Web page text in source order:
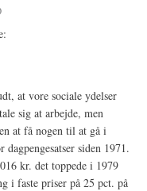
at vore sociale ydelser
sig at arbejde, men
at få nogen til at gå i
siden 1971.
kr. det toppede i 1979
i faste priser på 25 pct. på